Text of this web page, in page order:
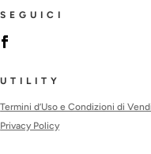
SEGUICI
UTILITY
Termini d’Uso e Condizioni di
Privacy Policy